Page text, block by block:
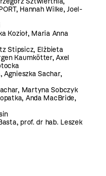
Hannah Wilke, Joel-
Kozioł, Maria Anna
Stipsicz, Elżbieta
Kaumkötter, Axel
Agnieszka Sachar,
Martyna Sobczyk
Anda MacBride,
prof. dr hab. Leszek